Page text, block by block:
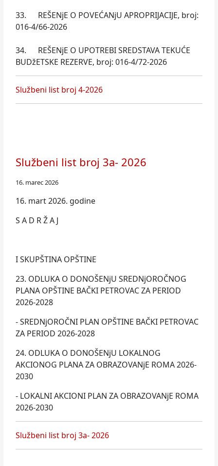
33. REŠENjE O POVEĆANjU APROPRIJACIJE, broj:
016-4/66-2026
34. REŠENjE O UPOTREBI SREDSTAVA TEKUĆE
BUDžETSKE REZERVE, broj: 016-4/72-2026
Službeni list broj 4-2026
Službeni list broj 3a- 2026
16. marec 2026
16. mart 2026. godine
S A D R Ž A J
I SKUPŠTINA OPŠTINE
23. ODLUKA O DONOŠENjU SREDNjOROČNOG
PLANA OPŠTINE BAČKI PETROVAC ZA PERIOD
2026-2028
- SREDNjOROČNI PLAN OPŠTINE BAČKI PETROVAC
ZA PERIOD 2026-2028
24. ODLUKA O DONOŠENjU LOKALNOG
AKCIONOG PLANA ZA OBRAZOVANjE ROMA 2026-
2030
- LOKALNI AKCIONI PLAN ZA OBRAZOVANjE ROMA
2026-2030
Službeni list broj 3a- 2026